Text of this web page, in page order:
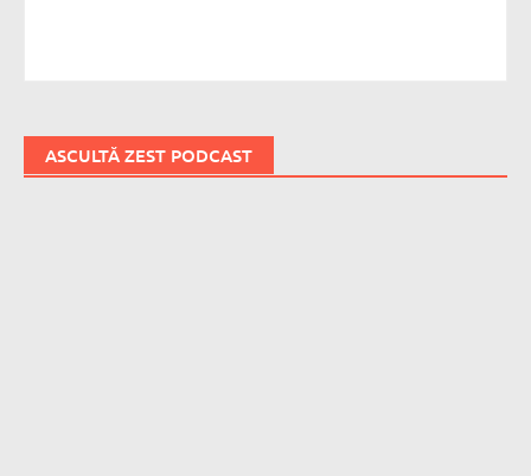
ASCULTĂ ZEST PODCAST